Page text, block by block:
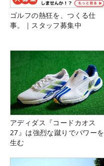
ゴルフの熱狂を、つくる仕
事。｜スタッフ募集中
アディダス『コードカオス
27』は強烈な蹴りでパワーを
生む